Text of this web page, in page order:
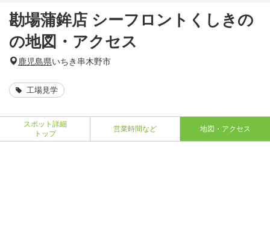
勘場蒲鉾店 シーフロントくしきの
の地図・アクセス
鹿児島県いちき串木野市
工場見学
スポット詳細
トップ
営業時間など 地図・アクセス